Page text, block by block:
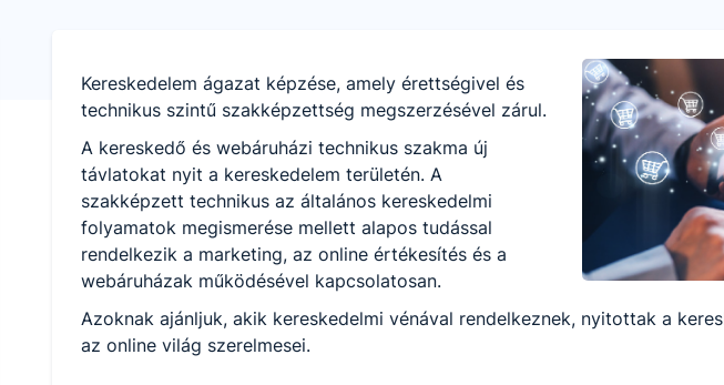
Kereskedelem ágazat képzése, amely érettségivel és
technikus szintű szakképzettség megszerzésével zárul.
A kereskedő és webáruházi technikus szakma új
távlatokat nyit a kereskedelem területén. A
szakképzett technikus az általános kereskedelmi
folyamatok megismerése mellett alapos tudással
rendelkezik a marketing, az online értékesítés és a
webáruházak működésével kapcsolatosan.
Azoknak ajánljuk, akik kereskedelmi vénával rendelkeznek, nyitottak a
az online világ szerelmesei.